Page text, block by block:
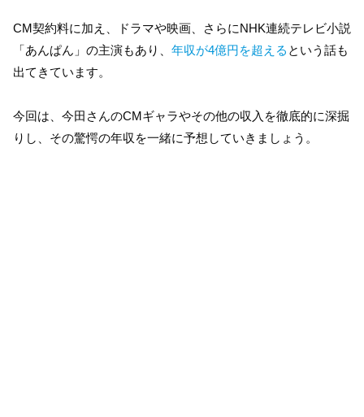
CM契約料に加え、ドラマや映画、さらにNHK連続テレビ小説
「あんぱん」の主演もあり、 年収が4億円を超える という話も
出てきています。
今回は、今田さんのCMギャラやその他の収入を徹底的に深掘
りし、その驚愕の年収を一緒に予想していきましょう。